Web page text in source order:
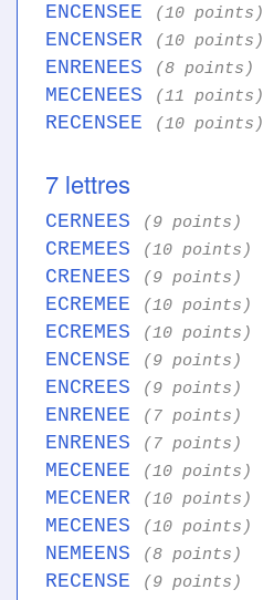
ENCENSEE (10 points)
ENCENSER (10 points)
ENRENEES (8 points)
MECENEES (11 points)
RECENSEE (10 points)
7 lettres
CERNEES (9 points)
CREMEES (10 points)
CRENEES (9 points)
ECREMEE (10 points)
ECREMES (10 points)
ENCENSE (9 points)
ENCREES (9 points)
ENRENEE (7 points)
ENRENES (7 points)
MECENEE (10 points)
MECENER (10 points)
MECENES (10 points)
NEMEENS (8 points)
RECENSE (9 points)